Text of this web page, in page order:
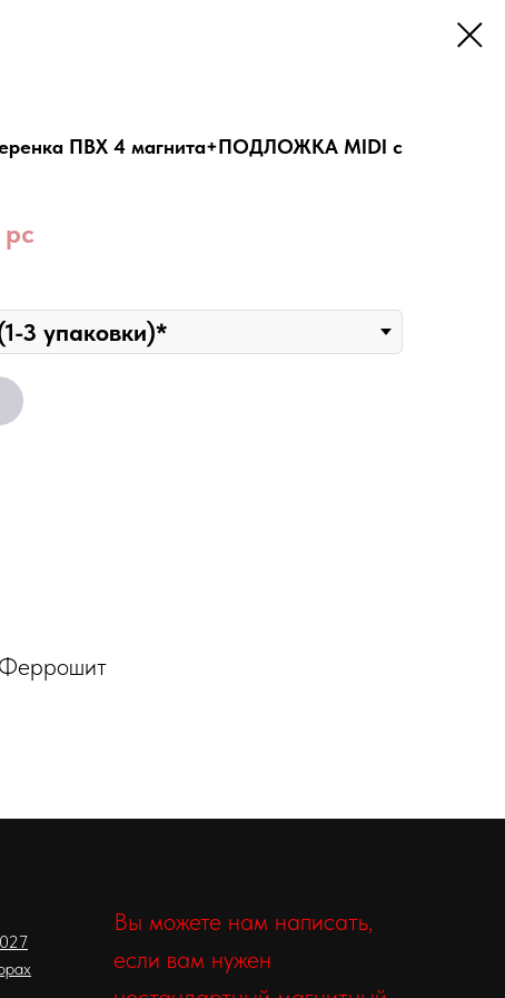
ПВХ 4 магнита+ПОДЛОЖКА MIDI с
pc
Вы можете нам написать,
если вам нужен